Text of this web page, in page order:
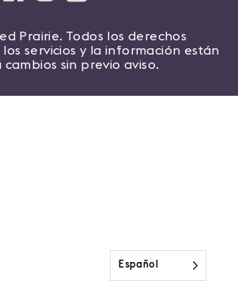
Prairie. Todos los derechos
los servicios y la información están
cambios sin previo aviso.
Español